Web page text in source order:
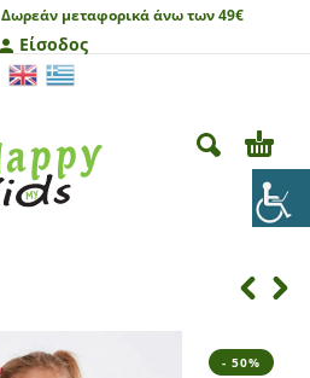
Δωρεάν μεταφορικά άνω των 49€
Είσοδος
- 50%